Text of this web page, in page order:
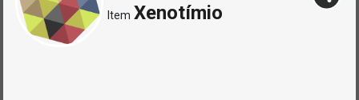
Item Xenotímio